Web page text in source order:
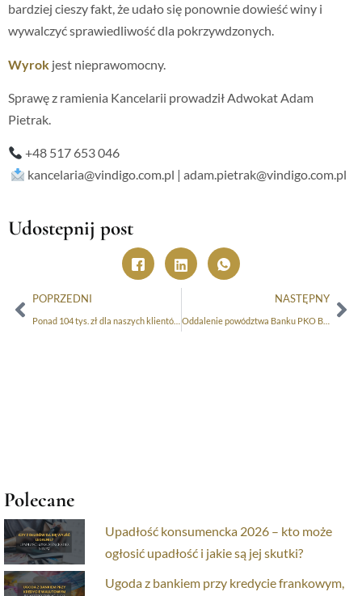
bardziej cieszy fakt, że udało się ponownie dowieść winy i
wywalczyć sprawiedliwość dla pokrzywdzonych.
Wyrok jest nieprawomocny.
Sprawę z ramienia Kancelarii prowadził Adwokat Adam
Pietrak.
+48 517 653 046
kancelaria@vindigo.com.pl | adam.pietrak@vindigo.com.pl
Udostepnij post
POPRZEDNI NASTĘPNY
Oddalenie powództwa Banku PKO BP S.A. o odsetki od kwoty udostępnionego kapitału w sprawie przeciwko konsumentom
Polecane
Upadłość konsumencka 2026 – kto może
ogłosić upadłość i jakie są jej skutki?
Ugoda z bankiem przy kredycie frankowym,